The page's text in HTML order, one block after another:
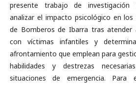
presente trabajo de investigación
analizar el impacto psicológico en los
de Bomberos de Ibarra tras atender
con víctimas infantiles y
afrontamiento que emplean para
habilidades y destrezas
situaciones de emergencia.